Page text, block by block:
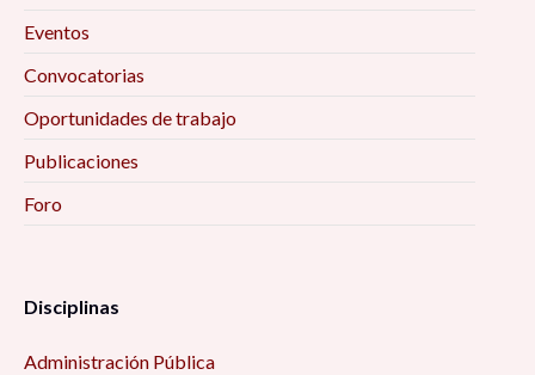
Eventos
Convocatorias
Oportunidades de trabajo
Publicaciones
Foro
Disciplinas
Administración Pública